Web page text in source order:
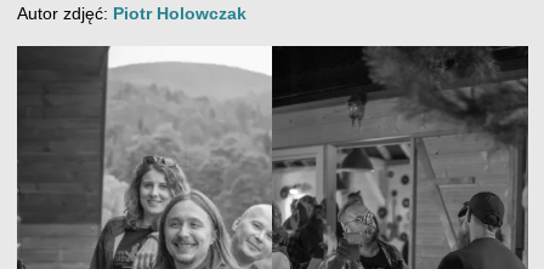
Autor zdjęć: Piotr Holowczak